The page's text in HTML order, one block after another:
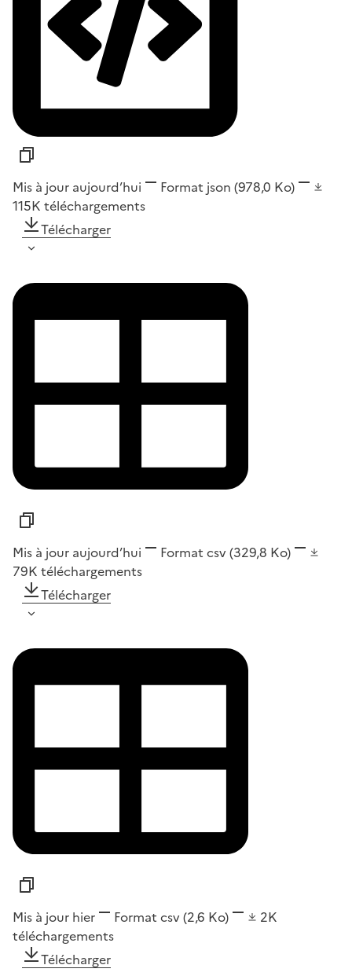
Mis à jour aujourd’hui Format json (978,0 Ko)
115K téléchargements
Télécharger
Mis à jour aujourd’hui Format csv(329,8 Ko)
79K téléchargements
Télécharger
Mis à jour hier Format csv(2,6 Ko)
2K
téléchargements
Télécharger